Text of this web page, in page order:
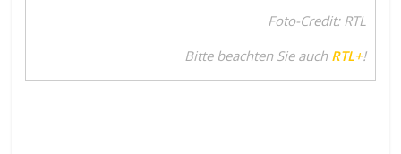
Foto-Credit: RTL
Bitte beachten Sie auch RTL+!